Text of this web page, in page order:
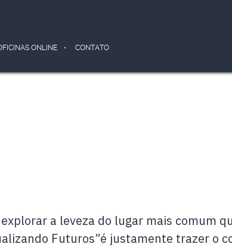
ONLINE CONTATO
a leveza do lugar mais comum
Futuros”é justamente trazer o